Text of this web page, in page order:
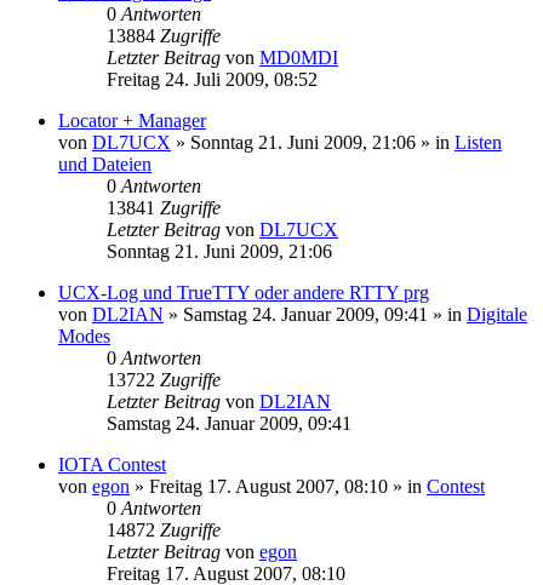
0 Antworten
13884 Zugriffe
Letzter Beitrag von MD0MDI
Freitag 24. Juli 2009, 08:52
Locator + Manager
von DL7UCX » Sonntag 21. Juni 2009, 21:06 » in Listen
und Dateien
0 Antworten
13841 Zugriffe
Letzter Beitrag von DL7UCX
Sonntag 21. Juni 2009, 21:06
UCX-Log und TrueTTY oder andere RTTY prg
von DL2IAN » Samstag 24. Januar 2009, 09:41 » in Digitale
Modes
0 Antworten
13722 Zugriffe
Letzter Beitrag von DL2IAN
Samstag 24. Januar 2009, 09:41
IOTA Contest
von egon » Freitag 17. August 2007, 08:10 » in Contest
0 Antworten
14872 Zugriffe
Letzter Beitrag von egon
Freitag 17. August 2007, 08:10